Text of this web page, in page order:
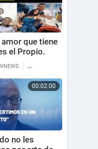
amor que tiene
el Propio.
| 103 Reproducciones
00:02:00
no les